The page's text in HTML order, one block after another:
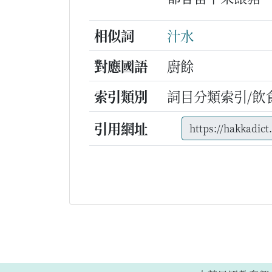
相似詞
汁水
對應國語
廚餘
索引類別
詞目分類索引/飲
引用網址